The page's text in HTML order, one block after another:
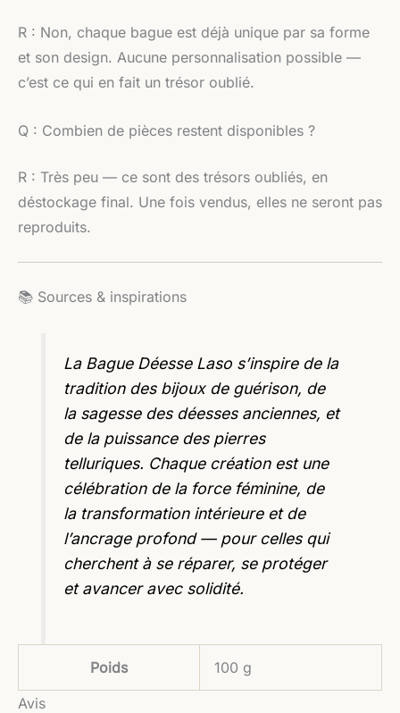
R : Non, chaque bague est déjà unique par sa forme
et son design. Aucune personnalisation possible —
c’est ce qui en fait un trésor oublié.
Q : Combien de pièces restent disponibles ?
R : Très peu — ce sont des trésors oubliés, en
déstockage final. Une fois vendus, elles ne seront pas
reproduits.
📚 Sources & inspirations
La Bague Déesse Laso s’inspire de la
tradition des bijoux de guérison, de
la sagesse des déesses anciennes, et
de la puissance des pierres
telluriques. Chaque création est une
célébration de la force féminine, de
la transformation intérieure et de
l’ancrage profond — pour celles qui
cherchent à se réparer, se protéger
et avancer avec solidité.
Poids
100 g
Avis